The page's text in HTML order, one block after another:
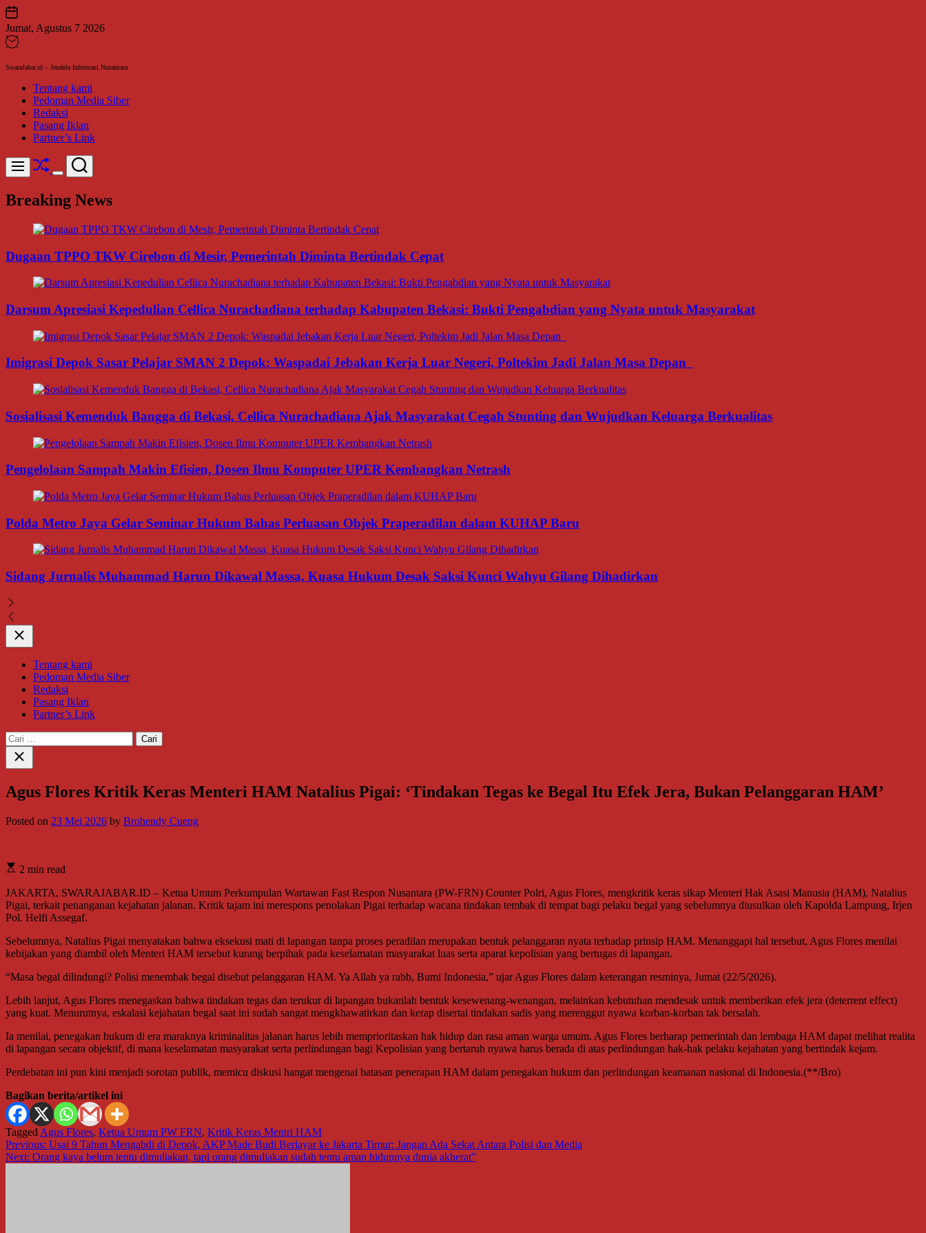
Skip
to
content
Jumat, Agustus 7 2026
SwaraJabar.id – Jendela Informasi Nusantara
Tentang kami
Pedoman Media Siber
Redaksi
Pasang Iklan
Partner’s Link
Menu Shuffle
Switch
mode
Search
Breaking News
Dugaan TPPO TKW Cirebon di Mesir, Pemerintah Diminta Bertindak Cepat
Darsum Apresiasi Kepedulian Cellica Nurachadiana terhadap Kabupaten Bekasi: Bukti Pengabdian yang Nyata untuk Masyarakat
Imigrasi Depok Sasar Pelajar SMAN 2 Depok: Waspadai Jebakan Kerja Luar Negeri, Poltekim Jadi Jalan Masa Depan
Sosialisasi Kemenduk Bangga di Bekasi, Cellica Nurachadiana Ajak Masyarakat Cegah Stunting dan Wujudkan Keluarga Berkualitas
Pengelolaan Sampah Makin Efisien, Dosen Ilmu Komputer UPER Kembangkan Netrash
Polda Metro Jaya Gelar Seminar Hukum Bahas Perluasan Objek Praperadilan dalam KUHAP Baru
Sidang Jurnalis Muhammad Harun Dikawal Massa, Kuasa Hukum Desak Saksi Kunci Wahyu Gilang Dihadirkan
Close
Tentang kami
Pedoman Media Siber
Redaksi
Pasang Iklan
Partner’s Link
Cari
untuk:
Close
search
Agus Flores Kritik Keras Menteri HAM Natalius Pigai: ‘Tindakan Tegas ke Begal Itu Efek Jera, Bukan Pelanggaran HAM’
Posted on 23 Mei 2026 by Brohendy Cueng
2 min read
JAKARTA, SWARAJABAR.ID – Ketua Umum Perkumpulan Wartawan Fast Respon Nusantara (PW-FRN) Counter Polri, Agus Flores, mengkritik keras sikap Menteri Hak Asasi Manusia (HAM), Natalius
Pigai, terkait penanganan kejahatan jalanan. Kritik tajam ini merespons penolakan Pigai terhadap wacana tindakan tembak di tempat bagi pelaku begal yang sebelumnya diusulkan oleh Kapolda Lampung, Irjen
Pol. Helfi Assegaf.
Sebelumnya, Natalius Pigai menyatakan bahwa eksekusi mati di lapangan tanpa proses peradilan merupakan bentuk pelanggaran nyata terhadap prinsip HAM. Menanggapi hal tersebut, Agus Flores menilai
kebijakan yang diambil oleh Menteri HAM tersebut kurang berpihak pada keselamatan masyarakat luas serta aparat kepolisian yang bertugas di lapangan.
“Masa begal dilindungi? Polisi menembak begal disebut pelanggaran HAM. Ya Allah ya rabb, Bumi Indonesia,” ujar Agus Flores dalam keterangan resminya, Jumat (22/5/2026).
Lebih lanjut, Agus Flores menegaskan bahwa tindakan tegas dan terukur di lapangan bukanlah bentuk kesewenang-wenangan, melainkan kebutuhan mendesak untuk memberikan efek jera (deterrent effect)
yang kuat. Menurutnya, eskalasi kejahatan begal saat ini sudah sangat mengkhawatirkan dan kerap disertai tindakan sadis yang merenggut nyawa korban-korban tak bersalah.
Ia menilai, penegakan hukum di era maraknya kriminalitas jalanan harus lebih memprioritaskan hak hidup dan rasa aman warga umum. Agus Flores berharap pemerintah dan lembaga HAM dapat melihat realita
di lapangan secara objektif, di mana keselamatan masyarakat serta perlindungan bagi Kepolisian yang bertaruh nyawa harus berada di atas perlindungan hak-hak pelaku kejahatan yang bertindak kejam.
Perdebatan ini pun kini menjadi sorotan publik, memicu diskusi hangat mengenai batasan penerapan HAM dalam penegakan hukum dan perlindungan keamanan nasional di Indonesia.(**/Bro)
Bagikan berita/artikel ini
Tagged Agus Flores, Ketua Umum PW FRN, Kritik Keras Mentri HAM
Navigasi
pos
Previous: Usai 9 Tahun Mengabdi di Depok, AKP Made Budi Berlayar ke Jakarta Timur: Jangan Ada Sekat Antara Polisi dan Media
Next: Orang kaya belum tentu dimuliakan, tapi orang dimuliakan sudah tentu aman hidupnya dunia akherat”